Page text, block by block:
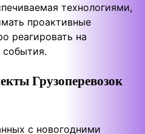
технологиями,
проактивные
реагировать на
события.
Грузоперевозок
с новогодними